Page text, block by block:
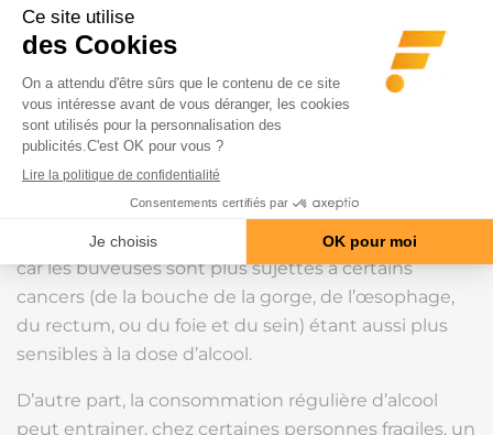
Si on en croit les déclarations des centenaires qui
durent, le secret n’est pas dans le thé mais dans un
petit verre de temps en temps, voire chaque jour.
Les femmes sont plus
sensibles
Chez les femmes, au contraire, ce bénéfice s’inverse
car les buveuses sont plus sujettes à certains
cancers (de la bouche de la gorge, de l’œsophage,
du rectum, ou du foie et du sein) étant aussi plus
sensibles à la dose d’alcool.
D’autre part, la consommation régulière d’alcool
peut entrainer, chez certaines personnes fragiles, un